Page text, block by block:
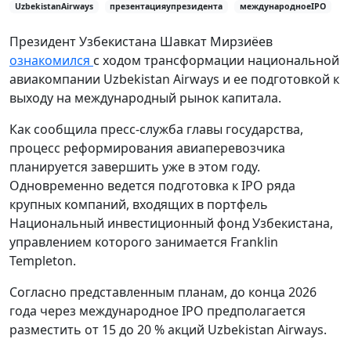
UzbekistanAirways презентацияупрезидента международноеIPO
Президент Узбекистана Шавкат Мирзиёев
ознакомился с ходом трансформации национальной
авиакомпании Uzbekistan Airways и ее подготовкой к
выходу на международный рынок капитала.
Как сообщила пресс-служба главы государства,
процесс реформирования авиаперевозчика
планируется завершить уже в этом году.
Одновременно ведется подготовка к IPO ряда
крупных компаний, входящих в портфель
Национальный инвестиционный фонд Узбекистана,
управлением которого занимается Franklin
Templeton.
Согласно представленным планам, до конца 2026
года через международное IPO предполагается
разместить от 15 до 20 % акций Uzbekistan Airways.